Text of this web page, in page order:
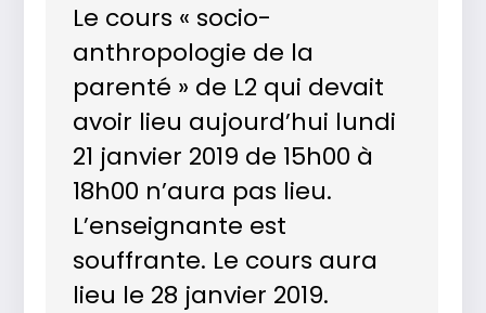
Le cours « socio-
anthropologie de la
parenté » de L2 qui devait
avoir lieu aujourd’hui lundi
21 janvier 2019 de 15h00 à
18h00 n’aura pas lieu.
L’enseignante est
souffrante. Le cours aura
lieu le 28 janvier 2019.